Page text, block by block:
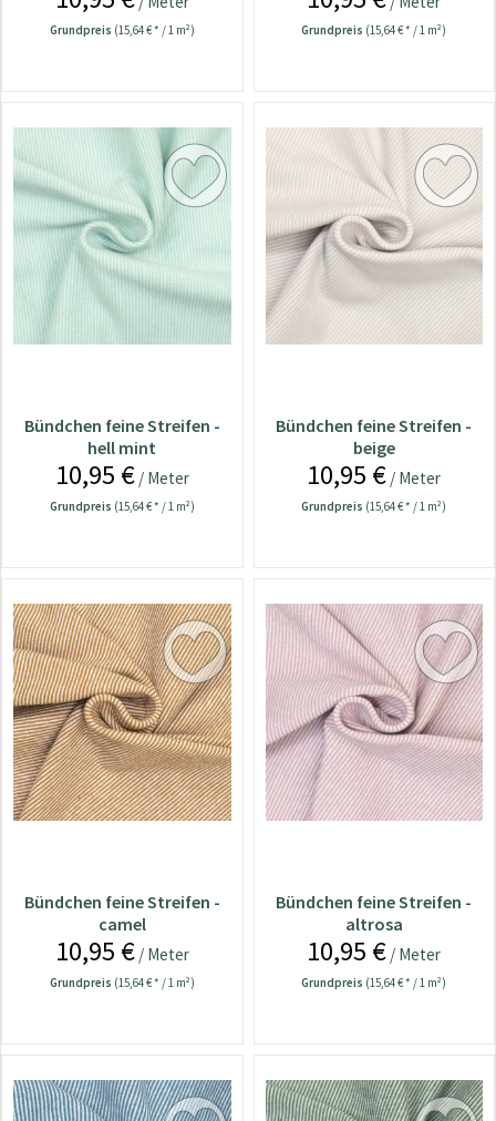
Grundpreis (15,64 € * / 1 m²) Grundpreis (15,64 € * / 1 m²)
Bündchen feine Streifen -
hell mint
10,95 €/ Meter
Grundpreis (15,64 € * / 1 m²)
Bündchen feine Streifen -
beige
10,95 € / Meter
Grundpreis (15,64 € * / 1 m²)
Bündchen feine Streifen -
camel
10,95 €/ Meter
Grundpreis (15,64 € * / 1 m²)
Bündchen feine Streifen -
altrosa
10,95 € / Meter
Grundpreis (15,64 € * / 1 m²)